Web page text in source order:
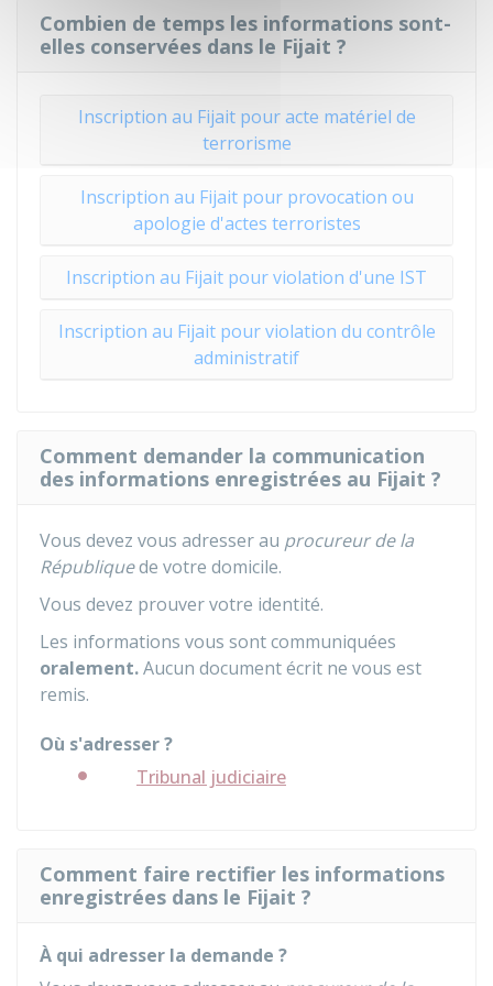
Combien de temps les informations sont-
elles conservées dans le Fijait ?
Inscription au Fijait pour acte matériel de
terrorisme
Inscription au Fijait pour provocation ou
apologie d'actes terroristes
Inscription au Fijait pour violation d'une IST
Inscription au Fijait pour violation du contrôle
administratif
Comment demander la communication
des informations enregistrées au Fijait ?
Vous devez vous adresser au procureur de la
Républiquede votre domicile.
Vous devez prouver votre identité.
Les informations vous sont communiquées
oralement.Aucun document écrit ne vous est
remis.
Où s'adresser ?
Tribunal judiciaire
Comment faire rectifier les informations
enregistrées dans le Fijait ?
À qui adresser la demande ?